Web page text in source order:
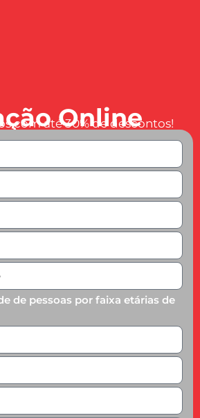
Online
com até 30% de descontos!
de pessoas por faixa etárias de